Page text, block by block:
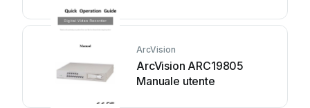
ArcVision
ArcVision ARC19805
Manuale utente